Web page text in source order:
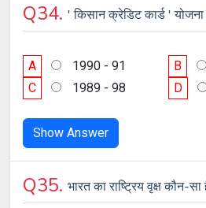
Q34. ' किसान क्रेडिट कार्ड ' योजना
A 1990 - 91 B
C
1989 - 98 D
Show Answer
Q35. भारत का राष्ट्रिय वृक्ष कौन-सा